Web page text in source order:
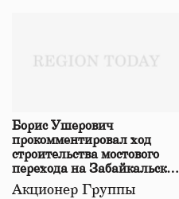
Борис Ушерович
прокомментировал ход
строительства мостового
перехода на Забайкальской
железной дороге
Акционер Группы